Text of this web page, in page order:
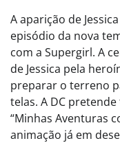
A aparição de
episódio da nova
com a Supergirl. A
de Jessica pela
preparar o terreno
telas. A DC
“Minhas Aventuras
animação já em